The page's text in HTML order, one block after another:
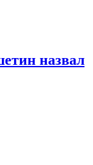
назвал